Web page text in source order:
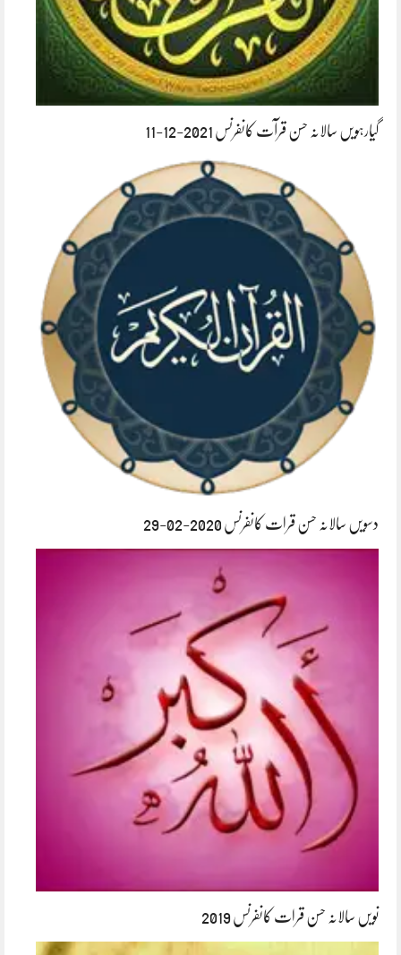
گیارہویں سالانہ حسن قرآت کانفرنس 2021-12-11
دسویں سالانہ حسن قرات کانفرنس 2020-02-29
نویں سالانہ حسن قرات کانفرنس 2019